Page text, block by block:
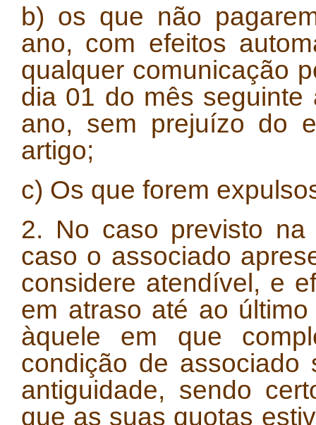
b) os que não
ano, com efeitos
qualquer comunicação
dia 01 do mês seguinte
ano, sem prejuízo do
artigo;
c) Os que forem
2. No caso previsto
caso o associado
considere atendível, e
em atraso até ao
àquele em que
condição de associado
antiguidade, sendo
que as suas quotas